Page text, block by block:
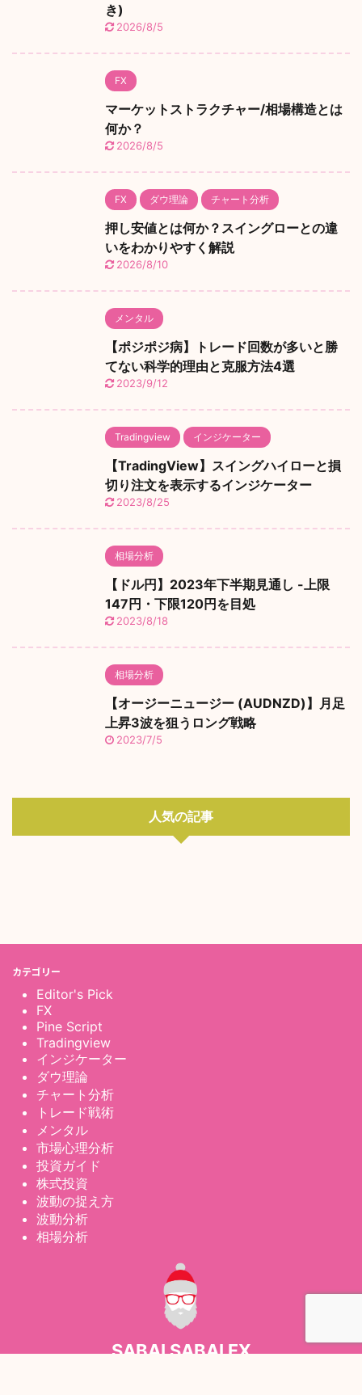
き)
2026/8/5
FX
マーケットストラクチャー/相場構造とは
何か？
2026/8/5
FX ダウ理論 チャート分析
押し安値とは何か？スイングローとの違
いをわかりやすく解説
2026/8/10
メンタル
【ポジポジ病】トレード回数が多いと勝
てない科学的理由と克服方法4選
2023/9/12
Tradingview インジケーター
【TradingView】スイングハイローと損
切り注文を表示するインジケーター
2023/8/25
相場分析
【ドル円】2023年下半期見通し -上限
147円・下限120円を目処
2023/8/18
相場分析
【オージーニュージー (AUDNZD)】月足
上昇3波を狙うロング戦略
2023/7/5
人気の記事
カテゴリー
Editor's Pick
FX
Pine Script
Tradingview
インジケーター
ダウ理論
チャート分析
トレード戦術
メンタル
市場心理分析
投資ガイド
株式投資
波動の捉え方
波動分析
相場分析
SABAI SABAI FX